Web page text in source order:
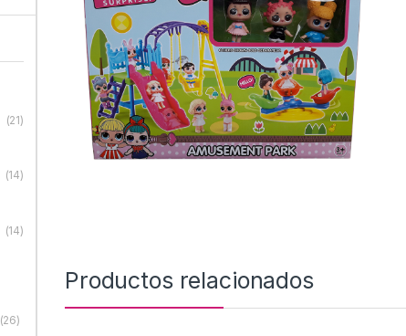
Productos relacionados
(21)
(14)
(14)
(26)